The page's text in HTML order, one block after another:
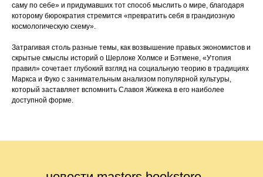
саму по себе» и придумавших тот способ мыслить о мире, благодаря
которому бюрократия стремится «превратить себя в грандиозную
космологическую схему».
Затрагивая столь разные темы, как возвышение правых экономистов и
скрытые смыслы историй о Шерлоке Холмсе и Бэтмене, «Утопия
правил» сочетает глубокий взгляд на социальную теорию в традициях
Маркса и Фуко с занимательным анализом популярной культуры,
который заставляет вспомнить Славоя Жижека в его наиболее
доступной форме.